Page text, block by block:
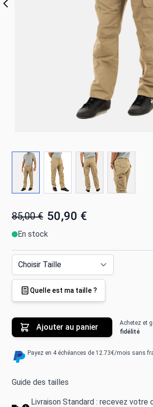
85,00 € 50,90 €
En stock
Quelle est ma taille ?
Ajouter au panier Achetez et
fidélité
Payez en 4 échéances de 12.73€/mois sans
Guide des tailles
Livraison Standard : recevez votre